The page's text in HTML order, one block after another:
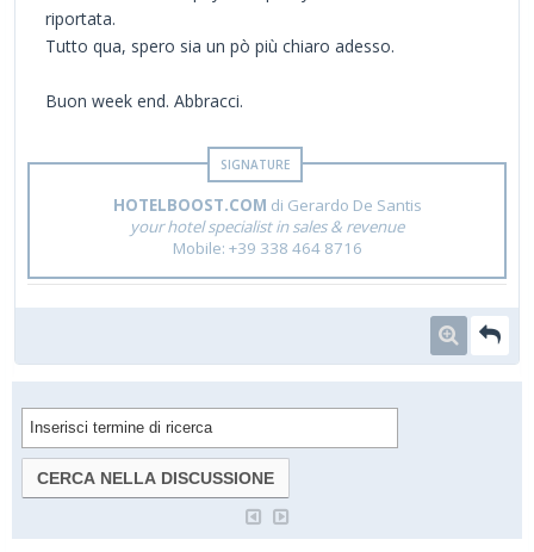
riportata.
Tutto qua, spero sia un pò più chiaro adesso.
Buon week end. Abbracci.
HOTELBOOST.COM di Gerardo De Santis
your hotel specialist in sales & revenue
Mobile: +39 338 464 8716